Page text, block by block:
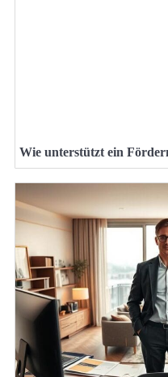
Wie unterstützt ein